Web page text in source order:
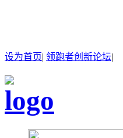
设为首页| 领跑者创新论坛|